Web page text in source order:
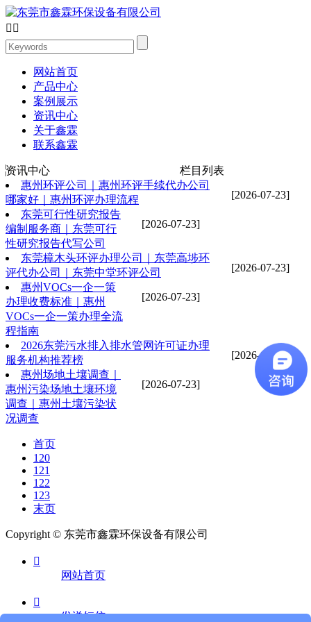
 
网站首页
产品中心
案例展示
资讯中心
关于鑫霖
联系鑫霖
资讯中心 栏目列表
[2026-07-23]
惠州环评公司｜惠州环评手续代办公司
哪家好｜惠州环评办理流程
[2026-07-23]
东莞可行性研究报告
编制服务商｜东莞可行
性研究报告代写公司
[2026-07-23]
东莞樟木头环评办理公司｜东莞高埗环
评代办公司｜东莞中堂环评公司
[2026-07-23]
惠州VOCs一企一策
办理收费标准｜惠州
VOCs一企一策办理全流
程指南
[2026-07-23]
2026东莞污水排入排水管网许可证办理
服务机构推荐榜
[2026-07-23]
惠州场地土壤调查｜
惠州污染场地土壤环境
调查｜惠州土壤污染状
况调查
首页
120
121
122
123
末页
Copyright © 东莞市鑫霖环保设备有限公司

网站首页

发送短信